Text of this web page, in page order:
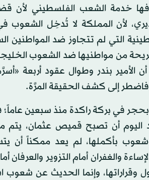
خدمة الشعب الفلسطيني لأن
لأن المملكة لا تُدخِل
التي لم تتجاوز ضد المواطنين
من مواطنيها ضد الشعوب الخليجية
أن الأمير بندر وطوال عقود أربعة
إلى كشف الحقيقة المرَّة.
بحجر في بركة راكدة منذ سبعين
اليوم أن تصبح قميص عثمان، يتم
بأكملها، لم يعد ممكناً أن
والغفران أمام التزوير والعرفان
وقراراتها، وإنما الحديث عن شعوب